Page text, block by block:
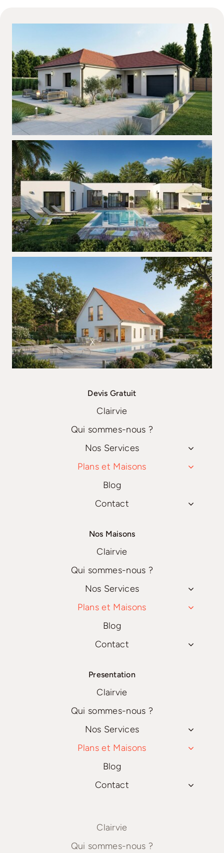
Devis Gratuit
Clairvie
Qui sommes-nous ?
Nos Services
Plans et Maisons
Blog
Contact
Nos Maisons
Clairvie
Qui sommes-nous ?
Nos Services
Plans et Maisons
Blog
Contact
Presentation
Clairvie
Qui sommes-nous ?
Nos Services
Plans et Maisons
Blog
Contact
Clairvie
Qui sommes-nous ?